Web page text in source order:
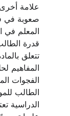
علامة
صعوبة في
المعلم
قدرة
تتعلق
المفاهيم
الفجوات
الطالب
الدراسية